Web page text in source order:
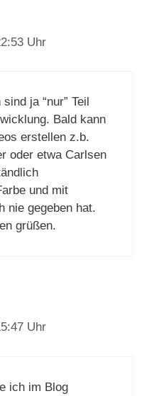
Uhr
ja “nur” Teil
Bald kann
erstellen z.b.
oder etwa Carlsen
und mit
nie gegeben hat.
grüßen.
Uhr
ich im Blog